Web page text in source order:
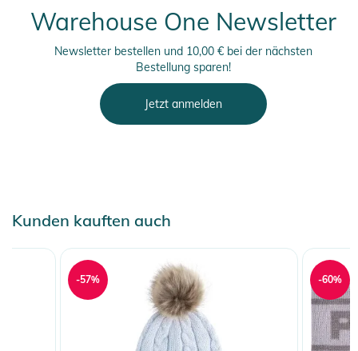
Warehouse One Newsletter
Newsletter bestellen und 10,00 € bei der nächsten
Bestellung sparen!
Jetzt anmelden
Kunden kauften auch
-57% -60%